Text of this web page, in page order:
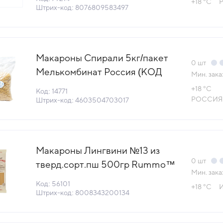
(+18°С)
Штрих-код: 8076809583497
Макароны Спирали 5кг/пакет
Мелькомбинат Россия (КОД
Код: 14771
Штрих-код: 4603504703017
0 шт
Мин.
+18 °С
РОССИЯ
Макароны Лингвини №13 из
тверд.сорт.пш 500гр Rummo™
(+18°С)
Код: 56101
Штрих-код: 8008343200134
0 шт
Мин.
+18 °С